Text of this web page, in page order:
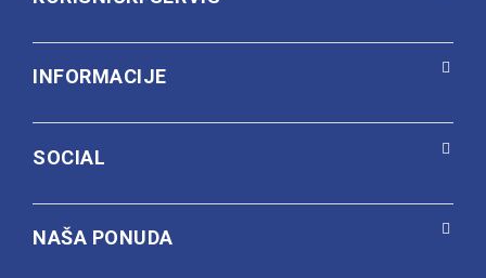
INFORMACIJE
SOCIAL
NAŠA PONUDA